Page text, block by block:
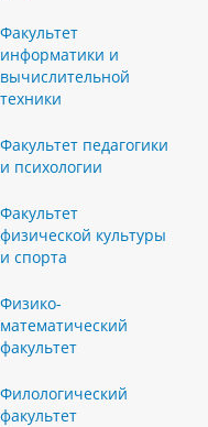
Факультет
информатики и
вычислительной
техники
Факультет педагогики
и психологии
Факультет
физической культуры
и спорта
Физико-
математический
факультет
Филологический
факультет